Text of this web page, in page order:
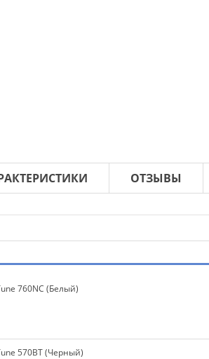
ОТЗЫВЫ
760NC (белый)
570BT (черный)